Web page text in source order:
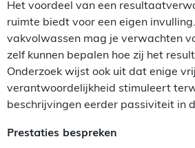
Het voordeel van een
ruimte biedt voor een eigen
vakvolwassen mag je verwachten
zelf kunnen bepalen hoe zij het
Onderzoek wijst ook uit dat enige
verantwoordelijkheid stimuleert
beschrijvingen eerder passiviteit in
Prestaties bespreken